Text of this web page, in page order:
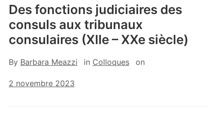
Des fonctions judiciaires des
consuls aux tribunaux
consulaires (XIIe – XXe siècle)
By Barbara Meazzi in Colloques on
2 novembre 2023